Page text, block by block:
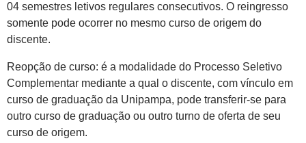
04 semestres letivos regulares consecutivos. O reingresso
somente pode ocorrer no mesmo curso de origem do
discente.
Reopção de curso: é a modalidade do Processo Seletivo
Complementar mediante a qual o discente, com vínculo em
curso de graduação da Unipampa, pode transferir-se para
outro curso de graduação ou outro turno de oferta de seu
curso de origem.